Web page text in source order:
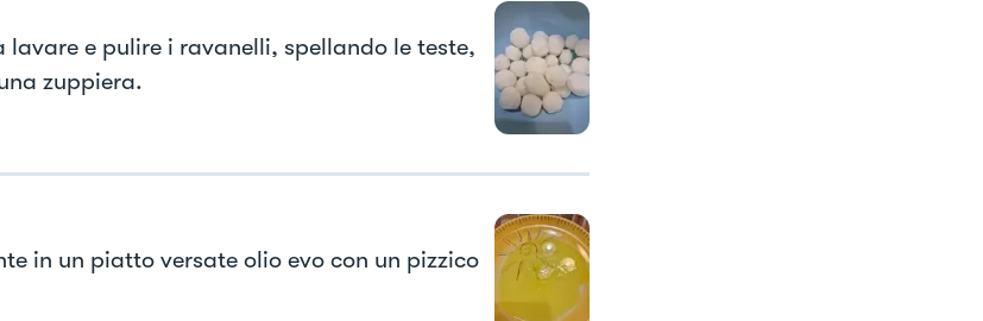
lavare e pulire i ravanelli, spellando le teste,
zuppiera.
in un piatto versate olio evo con un pizzico